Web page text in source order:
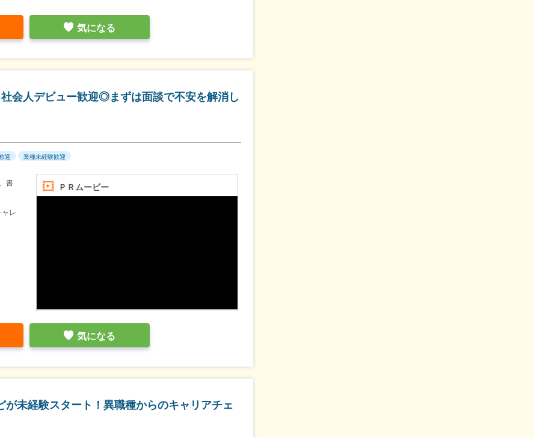
気になる
会人デビュー歓迎◎まずは面談で不安を解消し
迎 業種未経験歓迎
ＰＲムービー
書
ャレ
気になる
が未経験スタート！異職種からのキャリアチェ